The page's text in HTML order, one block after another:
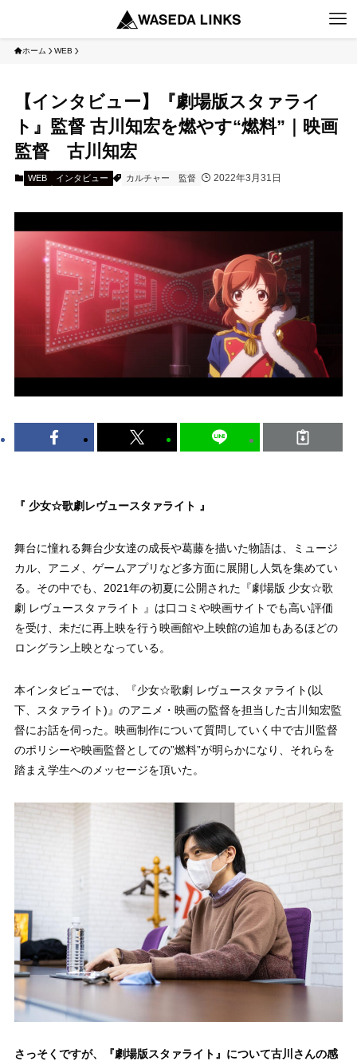
ホーム WEB
【インタビュー】『劇場版スタァライ
ト』監督 古川知宏を燃やす“燃料”｜映画
監督 古川知宏
WEB インタビュー カルチャー 監督 2022年3月31日
『 少女☆歌劇レヴュースタァライト 』
舞台に憧れる舞台少女達の成長や葛藤を描いた物語は、ミュージ
カル、アニメ、ゲームアプリなど多方面に展開し人気を集めてい
る。その中でも、2021年の初夏に公開された『劇場版 少女☆歌
劇 レヴュースタァライト 』は口コミや映画サイトでも高い評価
を受け、未だに再上映を行う映画館や上映館の追加もあるほどの
ロングラン上映となっている。
本インタビューでは、『少女☆歌劇 レヴュースタァライト(以
下、スタァライト)』のアニメ・映画の監督を担当した古川知宏監
督にお話を伺った。映画制作について質問していく中で古川監督
のポリシーや映画監督としての”燃料”が明らかになり、それらを
踏まえ学生へのメッセージを頂いた。
さっそくですが、 『劇場版スタァライト』について古川さんの感